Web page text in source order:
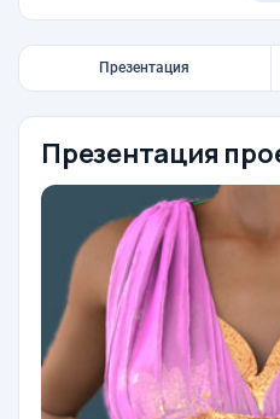
Презентация
Презентация